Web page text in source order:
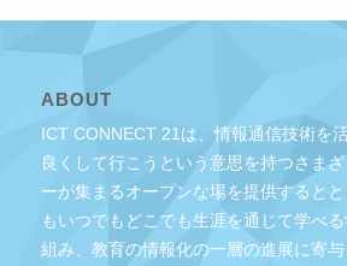
ABOUT
ICT CONNECT 21は、情報通信技術を
良くして行こうという意思を持つさま
ーが集まるオープンな場を提供すると
もいつでもどこでも生涯を通じて学べ
組み、教育の情報化の一層の進展に寄